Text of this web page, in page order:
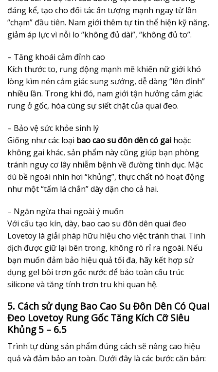
đáng kể, tạo cho đối tác ấn tượng mạnh ngay từ lần
“chạm” đầu tiên. Nam giới thêm tự tin thể hiện kỹ năng,
giảm áp lực vì nỗi lo “không đủ dài”, “không đủ to”.
– Tăng khoái cảm đỉnh cao
Kích thước to, rung động mạnh mẽ khiến nữ giới khó
lòng kìm nén cảm giác sung sướng, dễ dàng “lên đỉnh”
nhiều lần. Trong khi đó, nam giới tận hưởng cảm giác
rung ở gốc, hòa cùng sự siết chặt của quai đeo.
– Bảo vệ sức khỏe sinh lý
Giống như các loại bao cao su đôn dên có gai hoặc
không gai khác, sản phẩm này cũng giúp bạn phòng
tránh nguy cơ lây nhiễm bệnh về đường tình dục. Mặc
dù bề ngoài nhìn hơi “khủng”, thực chất nó hoạt động
như một “tấm lá chắn” dày dặn cho cả hai.
– Ngăn ngừa thai ngoài ý muốn
Với cấu tạo kín, dày, bao cao su đôn dên quai đeo
Lovetoy là giải pháp hữu hiệu cho việc tránh thai. Tinh
dịch được giữ lại bên trong, không rò rỉ ra ngoài. Nếu
bạn muốn đảm bảo hiệu quả tối đa, hãy kết hợp sử
dụng gel bôi trơn gốc nước để bảo toàn cấu trúc
silicone và tăng tính trơn tru khi quan hệ.
5. Cách sử dụng Bao Cao Su Đôn Dên Có Quai
Đeo Lovetoy Rung Gốc Tăng Kích Cỡ Siêu
Khủng 5 – 6.5
Trình tự dùng sản phẩm đúng cách sẽ nâng cao hiệu
quả và đảm bảo an toàn. Dưới đây là các bước căn bản: